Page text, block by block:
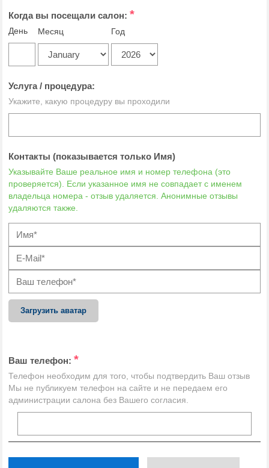
Когда вы посещали салон: *
День Месяц Год
Услуга / процедура:
Укажите, какую процедуру вы проходили
Контакты (показывается только Имя)
Указывайте Ваше реальное имя и номер телефона (это
проверяется). Если указанное имя не совпадает с именем
владельца номера - отзыв удаляется. Анонимные отзывы
удаляются также.
Загрузить аватар
Ваш телефон: *
Телефон необходим для того, чтобы подтвердить Ваш отзыв
Мы не публикуем телефон на сайте и не передаем его
администрации салона без Вашего согласия.